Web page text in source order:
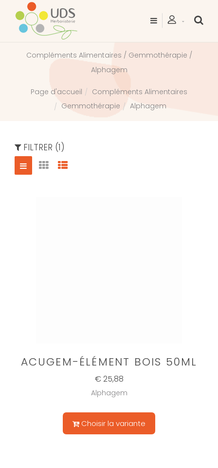
Compléments Alimentaires / Gemmothérapie /
Alphagem
Page d'accueil
Compléments Alimentaires
Gemmothérapie
Alphagem
FILTRER (1)
ACUGEM-ÉLÉMENT BOIS 50ML
€ 25,88
Alphagem
Choisir la variante